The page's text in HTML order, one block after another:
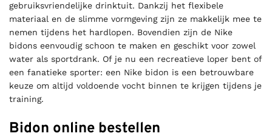
gebruiksvriendelijke drinktuit. Dankzij het flexibele
materiaal en de slimme vormgeving zijn ze makkelijk mee te
nemen tijdens het hardlopen. Bovendien zijn de Nike
bidons eenvoudig schoon te maken en geschikt voor zowel
water als sportdrank. Of je nu een recreatieve loper bent of
een fanatieke sporter: een Nike bidon is een betrouwbare
keuze om altijd voldoende vocht binnen te krijgen tijdens je
training.
Bidon online bestellen